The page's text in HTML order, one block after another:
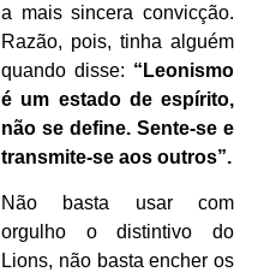
a mais sincera convicção.
Razão, pois, tinha alguém
quando disse: “Leonismo
é um estado de espírito,
não se define. Sente-se e
transmite-se aos outros”.
Não basta usar com
orgulho o distintivo do
Lions, não basta encher os